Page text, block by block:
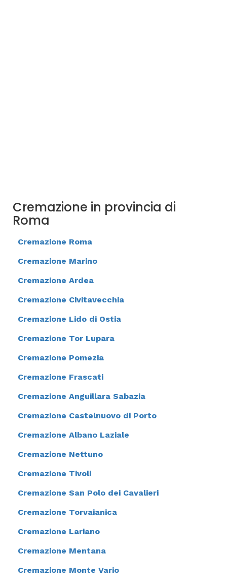
Cremazione in provincia di
Roma
Cremazione Roma
Cremazione Marino
Cremazione Ardea
Cremazione Civitavecchia
Cremazione Lido di Ostia
Cremazione Tor Lupara
Cremazione Pomezia
Cremazione Frascati
Cremazione Anguillara Sabazia
Cremazione Castelnuovo di Porto
Cremazione Albano Laziale
Cremazione Nettuno
Cremazione Tivoli
Cremazione San Polo dei Cavalieri
Cremazione Torvaianica
Cremazione Lariano
Cremazione Mentana
Cremazione Monte Vario